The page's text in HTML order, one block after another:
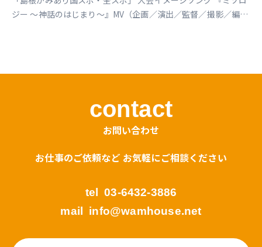
ジー ～神話のはじまり～』MV（企画／演出／監督／撮影／編
contact
お問い合わせ
お仕事のご依頼など お気軽にご相談ください
tel 03-6432-3886
mail info@wamhouse.net